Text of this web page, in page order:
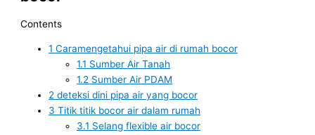
Contents
1 Caramengetahui pipa air di rumah bocor
1.1 Sumber Air Tanah
1.2 Sumber Air PDAM
2 deteksi dini pipa air yang bocor
3 Titik titik bocor air dalam rumah
3.1 Selang flexible air bocor